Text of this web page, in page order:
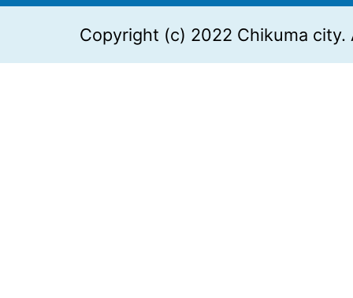
Copyright (c) 2022 Chikuma city.